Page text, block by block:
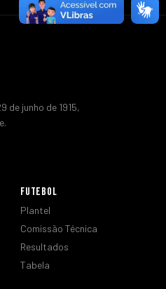
de junho de 1915,
FUTEBOL
Plantel
Comissão Técnica
Resultados
Tabela